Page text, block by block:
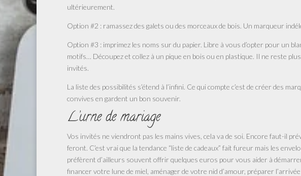
ultérieurement.
Option #2 : ramassez des galets ou des morceaux de bois. Un marqueur
Option #3 : imprimez les noms sur du papier. Libre à vous d’opter pour un
motifs… Découpez et collez à un pique en bois ou en plastique. Il ne reste
invités.
La liste des possibilités s’étend à l’infini. Ce qui compte c’est de créer des
convives en gardent un bon souvenir.
L’urne de mariage
Vos invités ne viendront pas les mains vives, cela va de soi. Encore faut-il
feront. C’est vrai que la tendance “liste de cadeaux” fait fureur mais les
préfèrent d’ailleurs souvent offrir quelques euros pour vous aider à
financer votre lune de miel, aménager de votre nid d’amour, préparer